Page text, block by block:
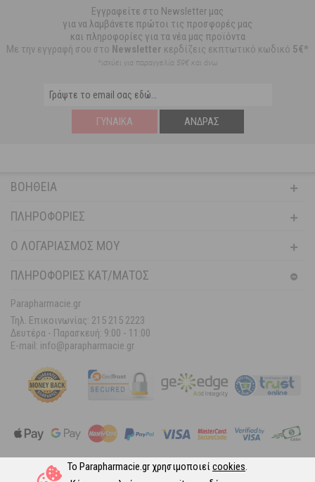
Το Parapharmacie.gr χρησιμοποιείcookies.
Εγγραφείτε στο Newsletter μας
για να λαμβάνετε πρώτοι τις προσφορές μας
και πληροφορίες για τα νέα μας προϊόντα
Με την εγγραφή σου στο Newsletter κερδίζεις εκπτωτικό κωδικό 5€*
*ισχύει για παραγγελία 59€ και άνω
ΓΥΝΑΊΚΑ ΆΝΔΡΑΣ
ΒΟΉΘΕΙΑ
ΠΛΗΡΟΦΟΡΊΕΣ
Ο ΛΟΓΑΡΙΑΣΜΌΣ ΜΟΥ
ΠΛΗΡΟΦΟΡΙΕΣ ΚΑΤ/ΜΑΤΟΣ
Parapharmacie.gr
Τηλ. Επικοινωνίας: 215 215 2223
Δευτέρα - Παρασκευή: 9:00 - 11:00
E-mail: info@parapharmacie.gr
Ακολουθήστε μας στα Social Media